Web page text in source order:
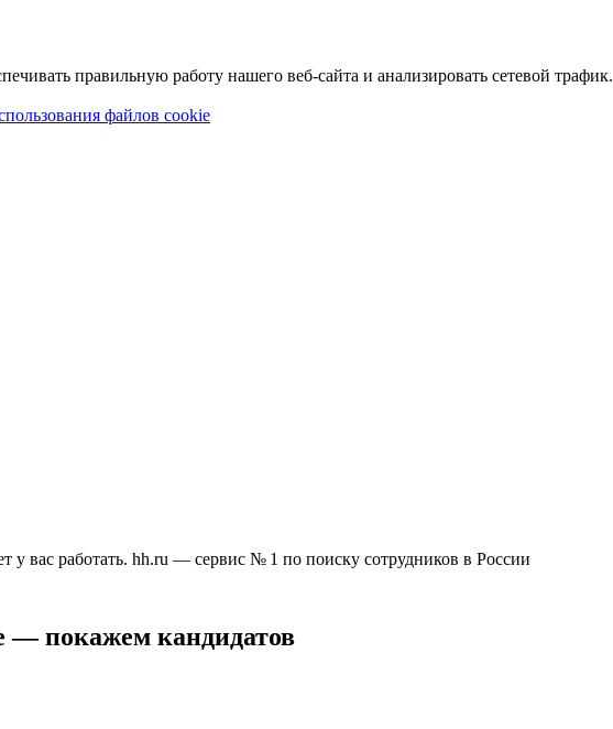
правильную работу нашего веб-сайта и анализировать сетевой трафик.
файлов cookie
у вас работать. hh.ru — сервис № 1 по поиску сотрудников в России
— покажем кандидатов